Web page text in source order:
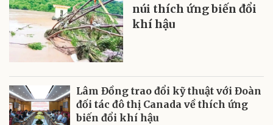
núi thích ứng biến đổi
khí hậu
Lâm Đồng trao đổi kỹ thuật với Đoàn
đối tác đô thị Canada về thích ứng
biến đổi khí hậu